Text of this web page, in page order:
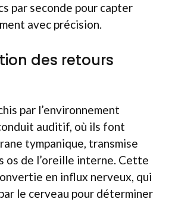
par seconde pour capter
avec précision.
des retours
par l’environnement
auditif, où ils font
tympanique, transmise
os de l’oreille interne. Cette
en influx nerveux, qui
le cerveau pour déterminer